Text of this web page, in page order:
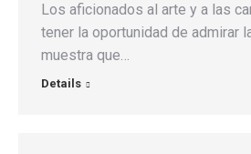
Los aficionados al arte y a las
tener la oportunidad de admirar
muestra que…
Details